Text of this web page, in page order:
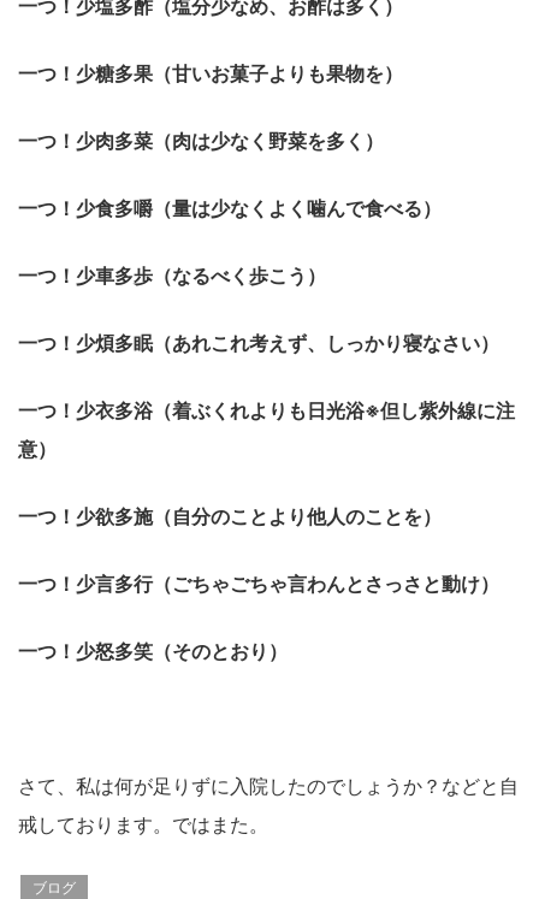
一つ！少塩多酢（塩分少なめ、お酢は多く）
一つ！少糖多果（甘いお菓子よりも果物を）
一つ！少肉多菜（肉は少なく野菜を多く）
一つ！少食多嚼（量は少なくよく噛んで食べる）
一つ！少車多歩（なるべく歩こう）
一つ！少煩多眠（あれこれ考えず、しっかり寝なさい）
一つ！少衣多浴（着ぶくれよりも日光浴※但し紫外線に注
意）
一つ！少欲多施（自分のことより他人のことを）
一つ！少言多行（ごちゃごちゃ言わんとさっさと動け）
一つ！少怒多笑（そのとおり）
さて、私は何が足りずに入院したのでしょうか？などと自
戒しております。ではまた。
ブログ